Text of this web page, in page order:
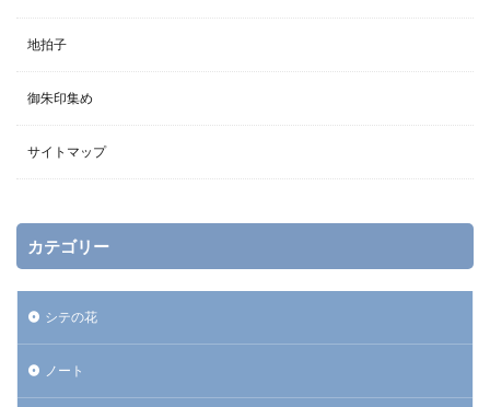
地拍子
御朱印集め
サイトマップ
カテゴリー
シテの花
ノート